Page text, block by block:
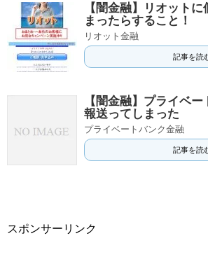
【闇金融】リオット
まったらすること！
リオット金融
記事を読
【闇金融】プライベ
報送ってしまった
プライベートバンク金融
記事を読
スポンサーリンク